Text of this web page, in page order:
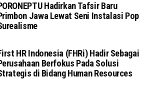
Hadirkan Tafsir Baru
Jawa Lewat Seni Instalasi Pop
HR Indonesia (FHRi) Hadir Sebagai
Berfokus Pada Solusi
di Bidang Human Resources